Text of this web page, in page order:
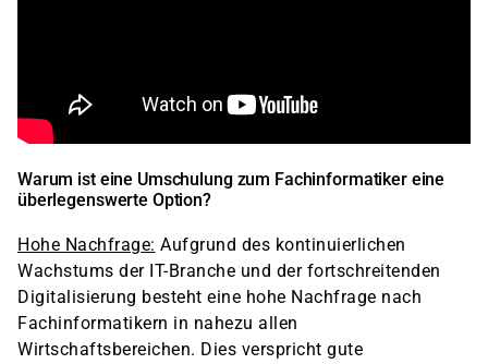
Warum ist eine Umschulung zum Fachinformatiker eine
überlegenswerte Option?
Hohe Nachfrage: Aufgrund des kontinuierlichen
Wachstums der IT-Branche und der fortschreitenden
Digitalisierung besteht eine hohe Nachfrage nach
Fachinformatikern in nahezu allen
Wirtschaftsbereichen. Dies verspricht gute